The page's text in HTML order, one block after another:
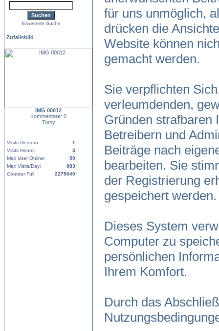
Erweiterte Suche
Zufallsbild
IMG 00012
Kommentare: 0
Tomy
Visits Gestern:
1
Visits Heute:
3
Max User Online:
59
Max Visits/Day:
883
Counter Full:
2275040
für uns unmöglich,
drücken die
Website können
gemacht werden.
Sie verpflichten
verleumdenden,
Gründen strafbaren
Betreibern und
Beiträge nach
bearbeiten. Sie
der Registrierung
gespeichert werden.
Dieses System
Computer zu
persönlichen
Ihrem Komfort.
Durch das